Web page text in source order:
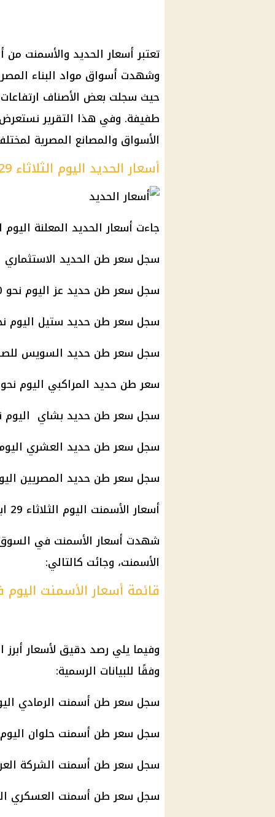
تعتبر أسعار الحديد والأسمنت
وشهدت أسواق مواد البناء
حيث سجلت بعض الأصناف
طفيفة. وفي هذا التقرير
الأسواق والمصانع المصرية
أسعار الحديد اليوم الثلاثاء 29 ابريل 2025
جاءت أسعار الحديد المعلنة
سجل سعر طن الحديد الاستثماري اليوم نحو
سجل سعر طن حديد عز اليوم نحو 40250 جنيها بعد انخفاضا بلغ 268 جنيهًا.
سجل سعر طن حديد ستيل اليوم نحو 36،500
سجل سعر طن حديد السويس للصلب اليوم
سعر طن حديد المراكبي اليوم نحو 36400
سجل سعر طن حديد بشاي اليوم نحو 38300
سجل سعر طن حديد العشري اليوم نحو
سجل سعر طن حديد المصريين اليوم نحو
أسعار الأسمنت اليوم الثلاثاء 29 ابريل 2025
شهدت أسعار الأسمنت في السوق
الأسمنت، وجائت كالتالي:
قائمة أسعار الأسمنت
وفيما يلي رصد دقيق لأسعار
وفقًا للبيانات الرسمية:
سجل سعر طن أسمنت الرمادي اليوم
سجل سعر طن أسمنت حلوان اليوم نحو 3350
سجل سعر طن أسمنت الشركة العربية
سجل سعر طن أسمنت العسكري اليوم نحو